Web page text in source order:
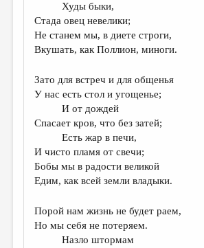
Худы быки,
Стада овец невелики;
Не станем мы, в диете строги,
Вкушать, как Поллион, миноги.
Зато для встреч и для общенья
У нас есть стол и угощенье;
И от дождей
Спасает кров, что без затей;
Есть жар в печи,
И чисто пламя от свечи;
Бобы мы в радости великой
Едим, как всей земли владыки.
Порой нам жизнь не будет раем,
Но мы себя не потеряем.
Назло штормам